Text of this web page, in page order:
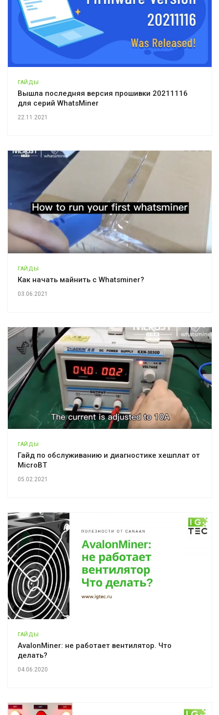
ГАЙДЫ
Вышла последняя версия прошивки 20211116
для серий WhatsMiner
22.11.2021
ГАЙДЫ
Как начать майнить с Whatsminer?
03.06.2021
ГАЙДЫ
Гайд по обслуживанию и диагностике хешплат от
MicroBT
05.02.2021
ГАЙДЫ
AvalonMiner: не работает вентилятор. Что
делать?
04.06.2020